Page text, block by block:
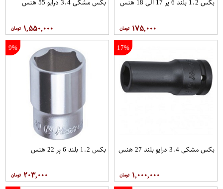
بکس 1.2 بلند 6 پر 17 الی 18 هنس
۱۷۵,۰۰۰
بکس مشکی 3.4 درایو 55 هنس
۱,۵۵۰,۰۰۰
17%
بکس مشکی 3.4 درایو بلند 27 هنس
۱,۰۰۰,۰۰۰
9%
بکس 1.2 بلند 6 پر 22 هنس
۲۰۳,۰۰۰